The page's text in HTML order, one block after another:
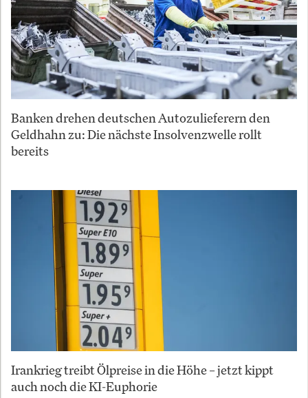
Banken drehen deutschen Autozulieferern den
Geldhahn zu: Die nächste Insolvenzwelle rollt
bereits
Irankrieg treibt Ölpreise in die Höhe – jetzt kippt
auch noch die KI-Euphorie